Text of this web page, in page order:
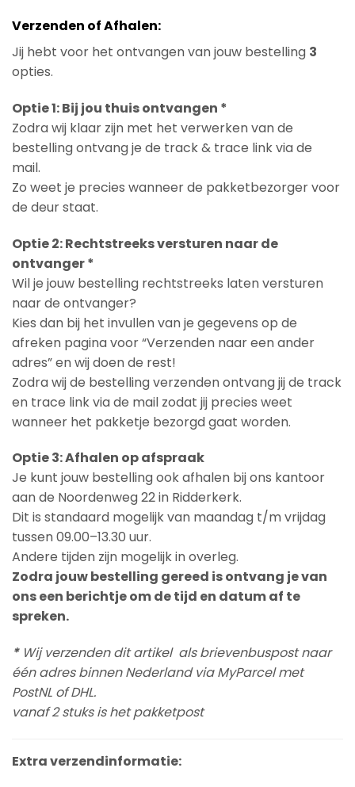
Verzenden of Afhalen:
Jij hebt voor het ontvangen van jouw bestelling 3
opties.
Optie 1: Bij jou thuis ontvangen *
Zodra wij klaar zijn met het verwerken van de
bestelling ontvang je de track & trace link via de
mail.
Zo weet je precies wanneer de pakketbezorger voor
de deur staat.
Optie 2: Rechtstreeks versturen naar de
ontvanger *
Wil je jouw bestelling rechtstreeks laten versturen
naar de ontvanger?
Kies dan bij het invullen van je gegevens op de
afreken pagina voor “Verzenden naar een ander
adres” en wij doen de rest!
Zodra wij de bestelling verzenden ontvang jij de track
en trace link via de mail zodat jij precies weet
wanneer het pakketje bezorgd gaat worden.
Optie 3: Afhalen op afspraak
Je kunt jouw bestelling ook afhalen bij ons kantoor
aan de Noordenweg 22 in Ridderkerk.
Dit is standaard mogelijk van maandag t/m vrijdag
tussen 09.00–13.30 uur.
Andere tijden zijn mogelijk in overleg.
Zodra jouw bestelling gereed is ontvang je van
ons een berichtje om de tijd en datum af te
spreken.
* Wij verzenden dit artikel als brievenbuspost naar
één adres binnen Nederland via MyParcel met
PostNL of DHL.
vanaf 2 stuks is het pakketpost
Extra verzendinformatie: